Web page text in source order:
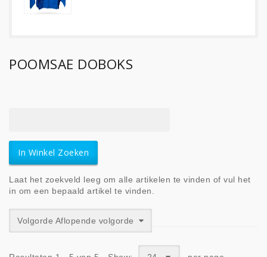
POOMSAE DOBOKS
Laat het zoekveld leeg om alle artikelen te vinden of vul het
in om een bepaald artikel te vinden.
Volgorde Aflopende volgorde